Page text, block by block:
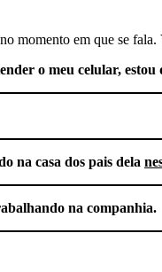
momento em que se
o meu celular,
na casa dos pais dela
na companhia.